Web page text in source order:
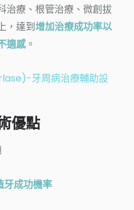
治療、根管治療、微創拔
，達到增加治療成功率以
適感。
牙周病治療輔助設
優點
牙成功機率